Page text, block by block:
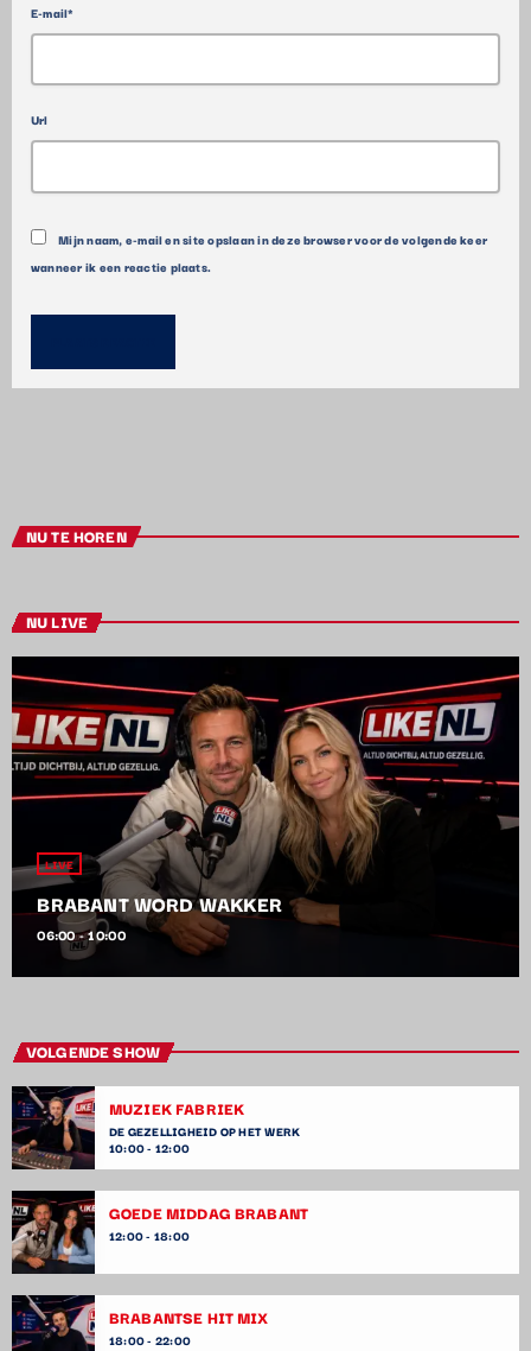
E-mail*
Url
Mijn naam, e-mail en site opslaan in deze browser voor de volgende keer
wanneer ik een reactie plaats.
NU TE HOREN
NU LIVE
LIVE
BRABANT WORD WAKKER
06:00 - 10:00
VOLGENDE SHOW
MUZIEK FABRIEK
DE GEZELLIGHEID OP HET WERK
10:00 - 12:00
GOEDE MIDDAG BRABANT
12:00 - 18:00
BRABANTSE HIT MIX
18:00 - 22:00